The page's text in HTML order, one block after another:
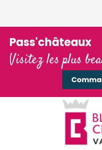
Pass'châteaux
Visitez les plus